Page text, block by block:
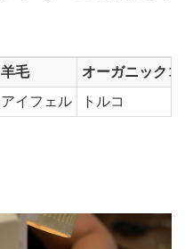
羊毛
オーガニックコ
アイフェル トルコ